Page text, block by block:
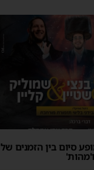
סיום בין הזמנים של